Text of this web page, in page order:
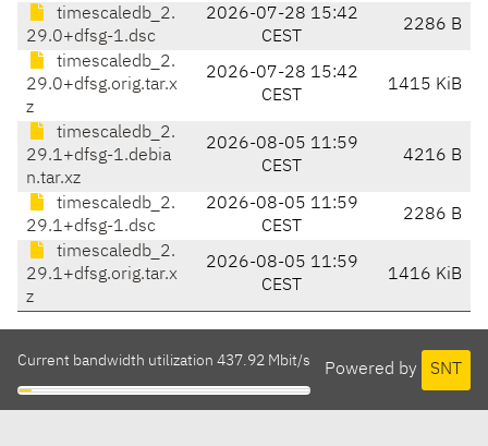
timescaledb_2.
29.0+dfsg-1.dsc
2026-07-28 15:42
CEST
2286 B
timescaledb_2.
29.0+dfsg.orig.tar.x
z
2026-07-28 15:42
CEST
1415 KiB
timescaledb_2.
29.1+dfsg-1.debia
n.tar.xz
2026-08-05 11:59
CEST
4216 B
timescaledb_2.
29.1+dfsg-1.dsc
2026-08-05 11:59
CEST
2286 B
timescaledb_2.
29.1+dfsg.orig.tar.x
z
2026-08-05 11:59
CEST
1416 KiB
Powered by SNT
Current bandwidth utilization 437.92 Mbit/s